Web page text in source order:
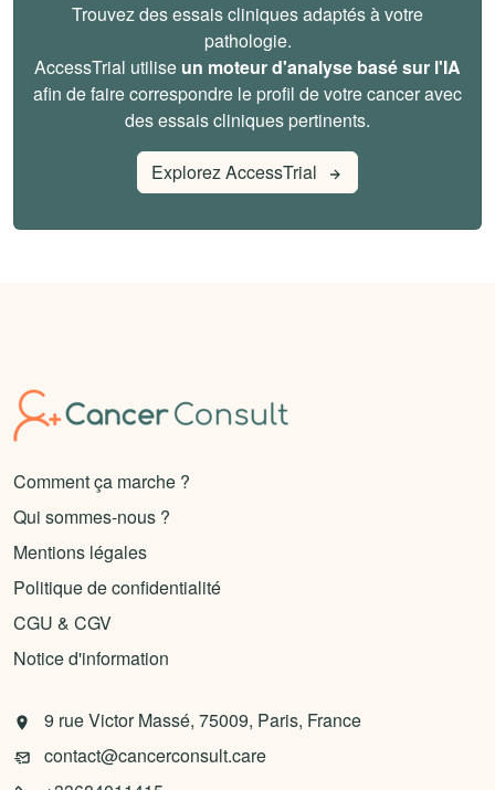
Trouvez des essais cliniques adaptés à votre
pathologie.
AccessTrial utilise un moteur d'analyse basé sur l'IA
afin de faire correspondre le profil de votre cancer avec
des essais cliniques pertinents.
Explorez AccessTrial
Comment ça marche ?
Qui sommes-nous ?
Mentions légales
Politique de confidentialité
CGU & CGV
Notice d'information
9 rue Victor Massé, 75009, Paris, France
contact@cancerconsult.care